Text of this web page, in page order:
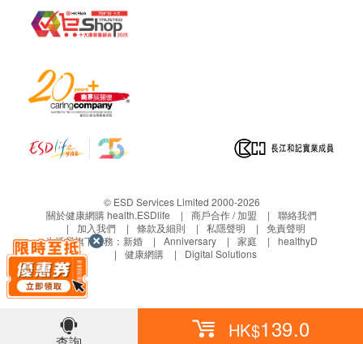
HK$139.0
© ESD Services Limited 2000-2026
關於健康網購 health.ESDlife
商戶合作 / 加盟
聯絡我們
加入我們
條款及細則 私隱聲明
免責聲明
生活易旗下業務： 新婚 Anniversary 家庭
healthyD
健康網購
Digital Solutions